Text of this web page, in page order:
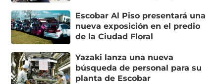
Escobar Al Piso presentará una
nueva exposición en el predio
de la Ciudad Floral
Yazaki lanza una nueva
búsqueda de personal para su
planta de Escobar